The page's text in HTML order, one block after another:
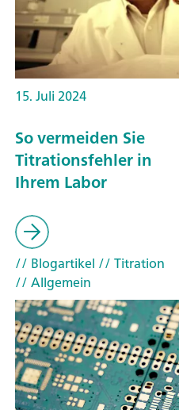
15. Juli 2024
So vermeiden Sie
Titrationsfehler in
Ihrem Labor
// Blogartikel // Titration
// Allgemein